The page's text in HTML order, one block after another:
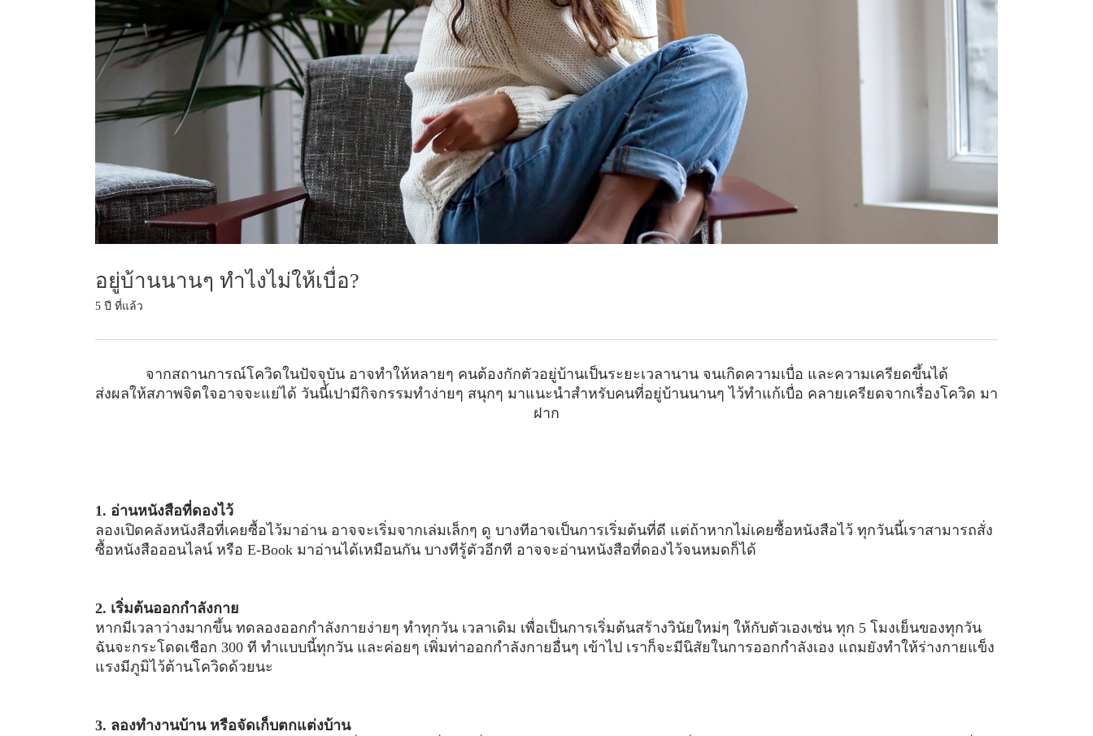
อยู่บ้านนานๆ ทำไงไม่ให้เบื่อ?
5 ปี ที่แล้ว
จากสถานการณ์โควิดในปัจจุบัน อาจทำให้หลายๆ คนต้องกักตัวอยู่บ้านเป็นระยะเวลานาน จนเกิดความเบื่อ และความเครียดขึ้นได้
ส่งผลให้สภาพจิตใจอาจจะแย่ได้ วันนี้เปามีกิจกรรมทำง่ายๆ สนุกๆ มาแนะนำสำหรับคนที่อยู่บ้านนานๆ ไว้ทำแก้เบื่อ คลายเครียดจากเรื่องโควิด มา
ฝาก
1. อ่านหนังสือที่ดองไว้
ลองเปิดคลังหนังสือที่เคยซื้อไว้มาอ่าน อาจจะเริ่มจากเล่มเล็กๆ ดู บางทีอาจเป็นการเริ่มต้นที่ดี แต่ถ้าหากไม่เคยซื้อหนังสือไว้ ทุกวันนี้เราสามารถสั่ง
ซื้อหนังสือออนไลน์ หรือ E-Book มาอ่านได้เหมือนกัน บางทีรู้ตัวอีกที อาจจะอ่านหนังสือที่ดองไว้จนหมดก็ได้
2. เริ่มต้นออกกำลังกาย
หากมีเวลาว่างมากขึ้น ทดลองออกกำลังกายง่ายๆ ทำทุกวัน เวลาเดิม เพื่อเป็นการเริ่มต้นสร้างวินัยใหม่ๆ ให้กับตัวเองเช่น ทุก 5 โมงเย็นของทุกวัน
ฉันจะกระโดดเชือก 300 ที ทำแบบนี้ทุกวัน และค่อยๆ เพิ่มท่าออกกำลังกายอื่นๆ เข้าไป เราก็จะมีนิสัยในการออกกำลังเอง แถมยังทำให้ร่างกายแข็ง
แรงมีภูมิไว้ต้านโควิดด้วยนะ
3. ลองทำงานบ้าน หรือจัดเก็บตกแต่งบ้าน